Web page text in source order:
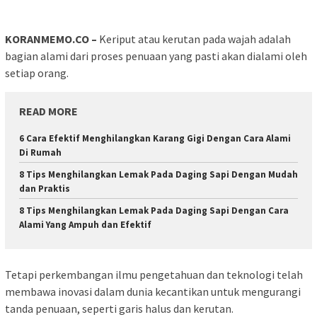
KORANMEMO.CO – Keriput atau kerutan pada wajah adalah
bagian alami dari proses penuaan yang pasti akan dialami oleh
setiap orang.
READ MORE
6 Cara Efektif Menghilangkan Karang Gigi Dengan Cara Alami
Di Rumah
8 Tips Menghilangkan Lemak Pada Daging Sapi Dengan Mudah
dan Praktis
8 Tips Menghilangkan Lemak Pada Daging Sapi Dengan Cara
Alami Yang Ampuh dan Efektif
Tetapi perkembangan ilmu pengetahuan dan teknologi telah
membawa inovasi dalam dunia kecantikan untuk mengurangi
tanda penuaan, seperti garis halus dan kerutan.